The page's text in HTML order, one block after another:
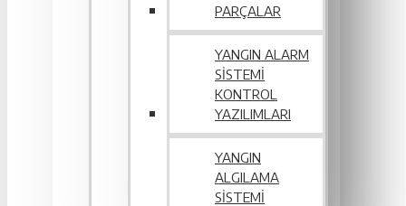
PARÇALAR
YANGIN ALARM
SISTEMI
KONTROL
YAZILIMLARI
YANGIN
ALGILAMA
SISTEMI